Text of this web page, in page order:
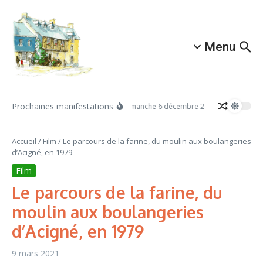
Menu
Prochaines manifestations Dimanche 6 décembre 2026:
Accueil / Film / Le parcours de la farine, du moulin aux boulangeries
d’Acigné, en 1979
Film
Le parcours de la farine, du
moulin aux boulangeries
d’Acigné, en 1979
9 mars 2021